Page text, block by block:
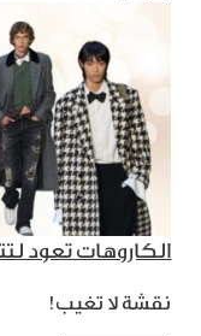
الكاروهات تعود
نقشة لا تغيب!